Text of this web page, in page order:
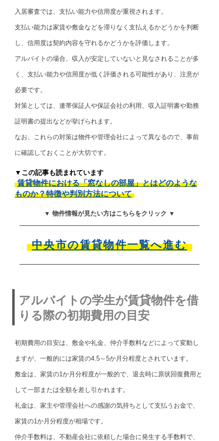
入居審査では、支払い能力や信用度が重視されます。
支払い能力は家賃や敷金などを滞りなく支払えるかどうかを判断
し、信用度は契約内容を守れるかどうかを評価します。
アルバイトの場合、収入が安定していないと見なされることが多
く、支払い能力や信用度が低く評価される可能性があり、注意が
必要です。
対策としては、連帯保証人や保証会社の利用、収入証明書や勤務
証明書の提出などが挙げられます。
なお、これらの対策は物件や管理会社によって異なるので、事前
に確認しておくことが大切です。
▼この記事も読まれています
賃貸物件における「窓なしの部屋」とはどのような
ものか？特徴や判別方法について
▼ 物件情報が見たい方はこちらをクリック ▼
中央市の賃貸物件一覧へ進む
アルバイトの学生が賃貸物件を借
りる際の初期費用の目安
初期費用の目安は、敷金や礼金、仲介手数料などによって変動し
ますが、一般的には家賃の4.5～5か月分程度とされています。
敷金は、家賃の1か月分程度が一般的で、退去時に原状回復費用と
して一部または全額を差し引かれます。
礼金は、家主や管理会社への感謝の気持ちとして支払うお金で、
家賃の1か月分程度が相場です。
仲介手数料は、不動産会社に依頼した場合に発生する手数料で、